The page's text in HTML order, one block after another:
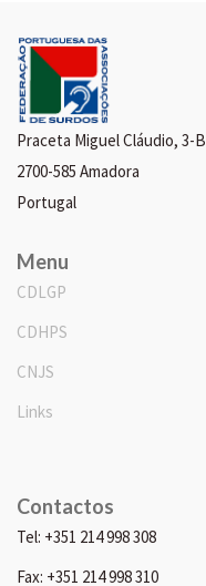
Praceta Miguel Cláudio, 3-B
2700-585 Amadora
Portugal
Menu
CDLGP
CDHPS
CNJS
Links
Contactos
Tel: +351 214 998 308
Fax: +351 214 998 310